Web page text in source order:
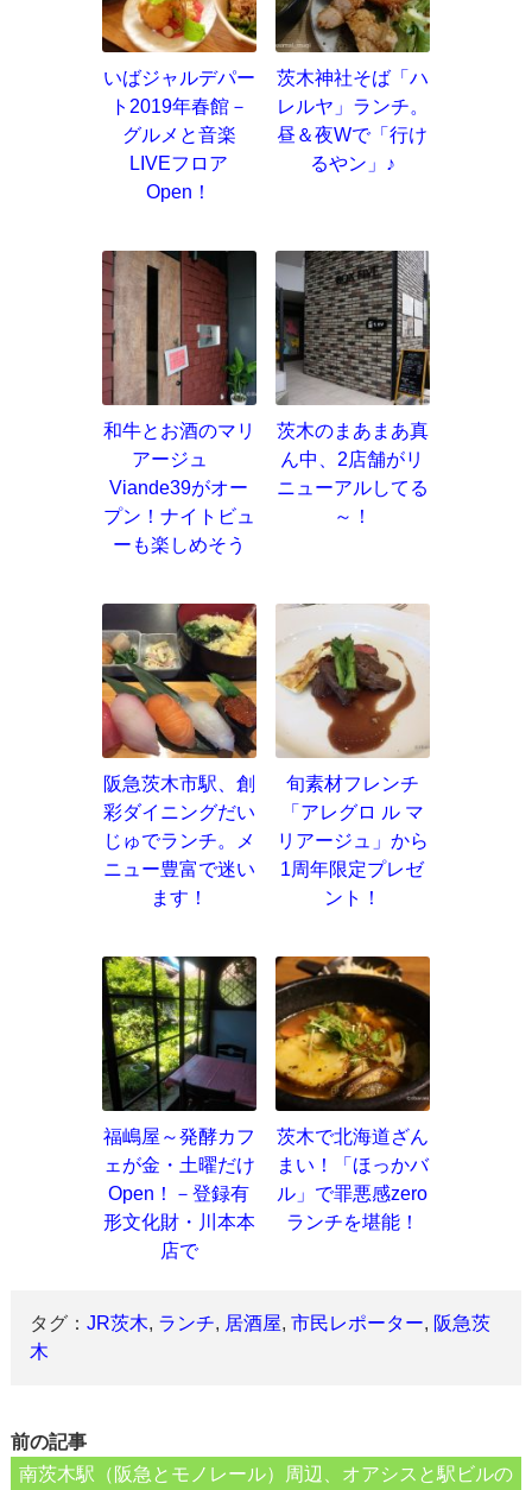
いばジャルデパー
ト2019年春館－
グルメと音楽
LIVEフロア
Open！
茨木神社そば「ハ
レルヤ」ランチ。
昼＆夜Wで「行け
るやン」♪
和牛とお酒のマリ
アージュ
Viande39がオー
プン！ナイトビュ
ーも楽しめそう
茨木のまあまあ真
ん中、2店舗がリ
ニューアルしてる
～！
阪急茨木市駅、創
彩ダイニングだい
じゅでランチ。メ
ニュー豊富で迷い
ます！
旬素材フレンチ
「アレグロ ル マ
リアージュ」から
1周年限定プレゼ
ント！
福嶋屋～発酵カフ
ェが金・土曜だけ
Open！－登録有
形文化財・川本本
店で
茨木で北海道ざん
まい！「ほっかバ
ル」で罪悪感zero
ランチを堪能！
タグ：JR茨木, ランチ, 居酒屋,市民レポーター, 阪急茨
木
前の記事
南茨木駅（阪急とモノレール）周辺、オアシスと駅ビルの